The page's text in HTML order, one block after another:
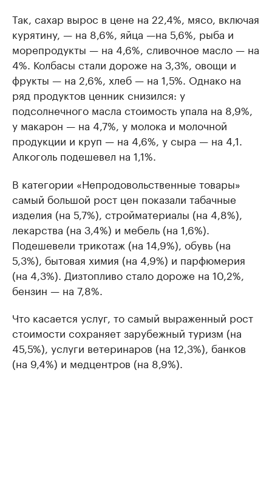
Так, сахар вырос в цене на 22,4%, мясо, включая
курятину, — на 8,6%, яйца —на 5,6%, рыба и
морепродукты — на 4,6%, сливочное масло — на
4%. Колбасы стали дороже на 3,3%, овощи и
фрукты — на 2,6%, хлеб — на 1,5%. Однако на
ряд продуктов ценник снизился: у
подсолнечного масла стоимость упала на 8,9%,
у макарон — на 4,7%, у молока и молочной
продукции и круп — на 4,6%, у сыра — на 4,1.
Алкоголь подешевел на 1,1%.
В категории «Непродовольственные товары»
самый большой рост цен показали табачные
изделия (на 5,7%), стройматериалы (на 4,8%),
лекарства (на 3,4%) и мебель (на 1,6%).
Подешевели трикотаж (на 14,9%), обувь (на
5,3%), бытовая химия (на 4,9%) и парфюмерия
(на 4,3%). Дизтопливо стало дороже на 10,2%,
бензин — на 7,8%.
Что касается услуг, то самый выраженный рост
стоимости сохраняет зарубежный туризм (на
45,5%), услуги ветеринаров (на 12,3%), банков
(на 9,4%) и медцентров (на 8,9%).